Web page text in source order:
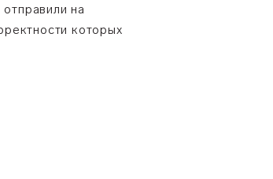
на
которых